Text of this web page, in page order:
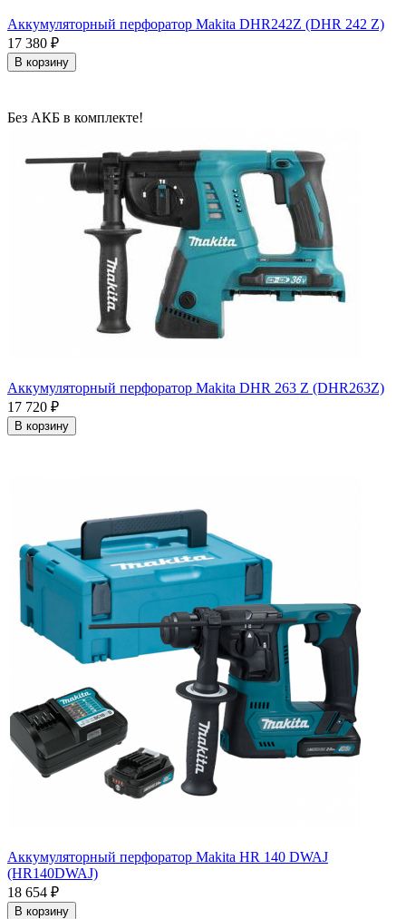
Аккумуляторный перфоратор Makita DHR242Z (DHR 242 Z)
17 380 ₽
В корзину
Без АКБ в комплекте!
Аккумуляторный перфоратор Makita DHR 263 Z (DHR263Z)
17 720 ₽
В корзину
Аккумуляторный перфоратор Makita HR 140 DWAJ
(HR140DWAJ)
18 654 ₽
В корзину